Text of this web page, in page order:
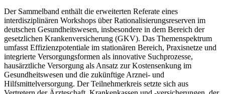
Der Sammelband enthält die erweiterten Referate eines
interdisziplinären Workshops über Rationalisierungsreserven im
deutschen Gesundheitswesen, insbesondere in dem Bereich der
gesetzlichen Krankenversicherung (GKV). Das Themenspektrum
umfasst Effizienzpotentiale im stationären Bereich, Praxisnetze und
integrierte Versorgungsformen als innovative Suchprozesse,
hausärztliche Versorgung als Ansatz zur Kostensenkung im
Gesundheitswesen und die zukünftige Arznei- und
Hilfsmittelversorgung. Der Teilnehmerkreis setzte sich aus